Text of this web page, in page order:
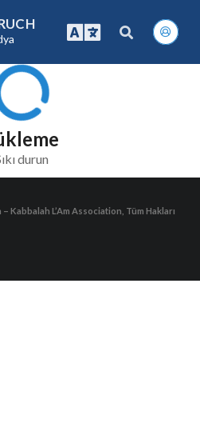
durun
Kabbalah L’Am Association, Tüm Hakları